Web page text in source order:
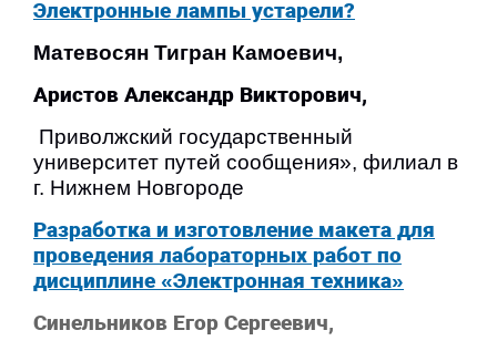
Электронные лампы устарели?
Матевосян Тигран Камоевич,
Аристов Александр Викторович,
Приволжский государственный
университет путей сообщения», филиал в
г. Нижнем Новгороде
Разработка и изготовление макета для
проведения лабораторных работ по
дисциплине «Электронная техника»
Синельников Егор Сергеевич,